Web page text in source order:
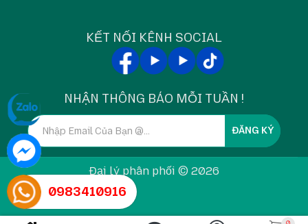
0983410916
KẾT NỐI KÊNH SOCIAL
NHẬN THÔNG BÁO MỖI TUẦN !
ĐĂNG KÝ
Đại lý phân phối © 2026